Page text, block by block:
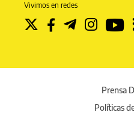
Vivimos en redes
Prensa
Políticas